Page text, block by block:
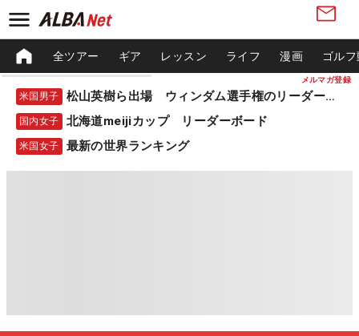
メルマガ登録
全ツアー ギア レッスン ライフ 漫画 ゴル
米国男子 松山英樹ら出場 ウィンダム選手権のリーダーボード
国内女子 北海道meijiカップ リーダーボード
米国女子 最新の世界ランキング